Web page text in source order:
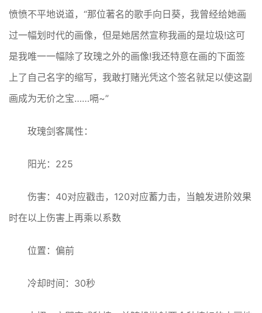
愤愤不平地说道，“那位著名的歌手向日葵，我曾经给她画
过一幅划时代的画像，但是她居然宣称我画的是垃圾!这可
是我唯一一幅除了玫瑰之外的画像!我还特意在画的下面签
上了自己名字的缩写，我敢打赌光凭这个签名就足以使这副
画成为无价之宝……嗝~”
玫瑰剑客属性：
阳光：225
伤害：40对应戳击，120对应蓄力击，当触发进阶效果
时在以上伤害上再乘以系数
位置：偏前
冷却时间：30秒